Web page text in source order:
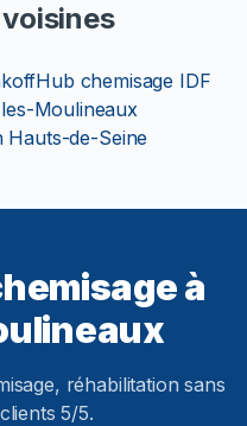
Hub chemisage IDF
Moulineaux
Hauts-de-Seine
à
réhabilitation sans
5/5.